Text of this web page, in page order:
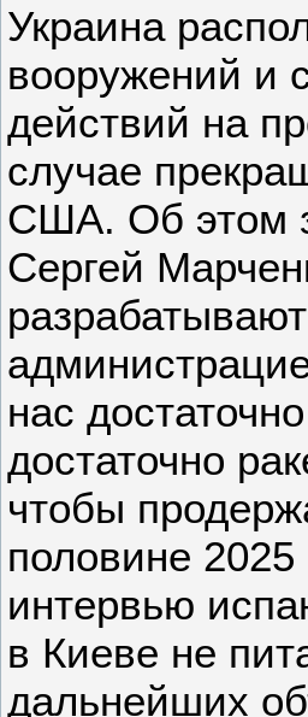
Украина
вооружений и
действий на
случае
США. Об этом
Сергей
нас
достаточно
чтобы
половине
интервью
в Киеве не
дальнейших